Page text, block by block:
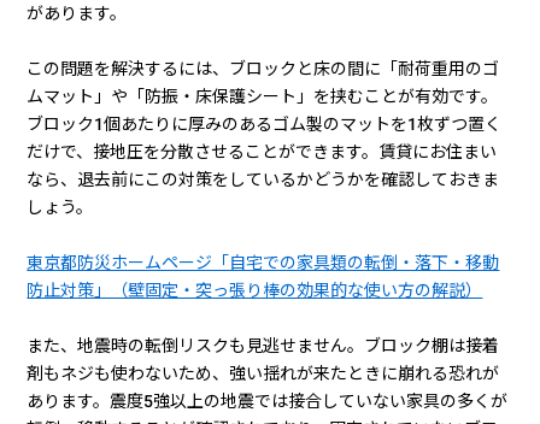
があります。
この問題を解決するには、ブロックと床の間に「耐荷重用のゴ
ムマット」や「防振・床保護シート」を挟むことが有効です。
ブロック1個あたりに厚みのあるゴム製のマットを1枚ずつ置く
だけで、接地圧を分散させることができます。賃貸にお住まい
なら、退去前にこの対策をしているかどうかを確認しておきま
しょう。
東京都防災ホームページ「自宅での家具類の転倒・落下・移動
防止対策」（壁固定・突っ張り棒の効果的な使い方の解説）
また、地震時の転倒リスクも見逃せません。ブロック棚は接着
剤もネジも使わないため、強い揺れが来たときに崩れる恐れが
あります。震度5強以上の地震では接合していない家具の多くが